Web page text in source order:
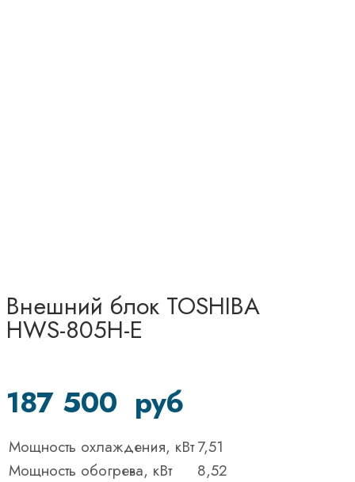
Внешний блок TOSHIBA
HWS-805H-E
187 500 руб
Мощность охлаждения, кВт7,51
Мощность обогрева, кВт
8,52